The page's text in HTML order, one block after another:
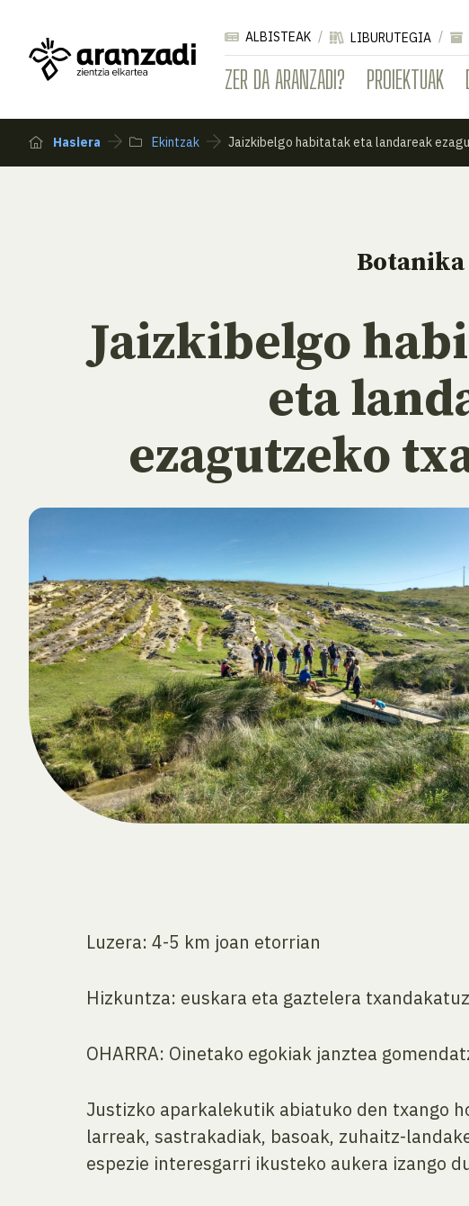
ZER DA ARANZADI? PROIEKTUAK
ALBISTEAK LIBURUTEGIA
Hasiera Ekintzak Jaizkibelgo habitatak eta landareak
Botanika
Jaizkibelgo
eta
ezagutzeko
Luzera: 4-5 km joan etorrian
Hizkuntza: euskara eta gaztelera txandakatuz
OHARRA: Oinetako egokiak janztea
Justizko aparkalekutik abiatuko den txango
larreak, sastrakadiak, basoak, zuhaitz-
espezie interesgarri ikusteko aukera izango